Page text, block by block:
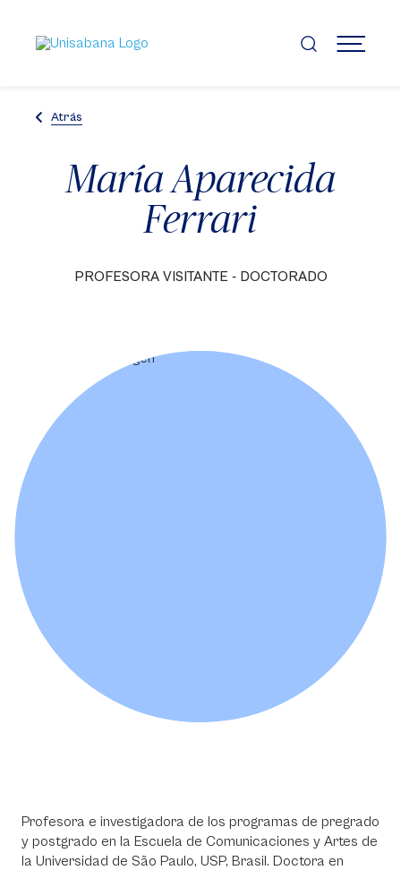
contenido
principal
MENÚ
Atrás
María Aparecida
Ferrari
PROFESORA VISITANTE - DOCTORADO
Profesora e investigadora de los programas de pregrado
y postgrado en la Escuela de Comunicaciones y Artes de
la Universidad de São Paulo, USP, Brasil. Doctora en